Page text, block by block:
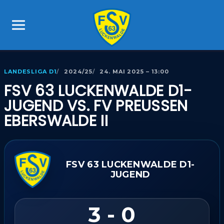
LANDESLIGA D1 2024/25 24. MAI 2025 – 13:00
FSV 63 LUCKENWALDE D1-
JUGEND VS. FV PREUSSEN
EBERSWALDE II
FSV 63 LUCKENWALDE D1-
JUGEND
3 - 0